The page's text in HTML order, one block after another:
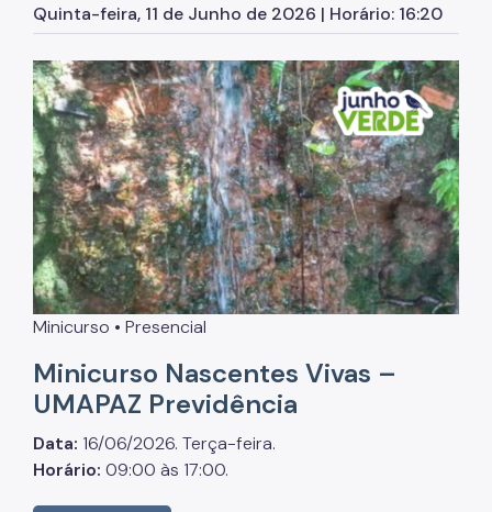
Parques Urbanos
Parques Concessionados
Unidades de Conservação
Trilha Interparques
Viveiros Municipais
Educação Ambiental UMAPAZ
Programação
Planetários
Planejamento Ambiental
Patrimônio Ambiental
Biosampa
Projetos Urbanos
Quinta-feira, 11 de Junho de 2026 | Horário: 16:20
Minicurso • Presencial
Minicurso Nascentes Vivas –
UMAPAZ Previdência
Data: 16/06/2026. Terça-feira.
Horário: 09:00 às 17:00.